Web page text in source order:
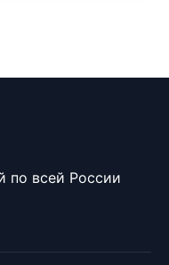
по всей России